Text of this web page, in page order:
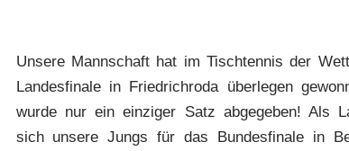
Unsere Mannschaft hat im Tischtennis der
Landesfinale in Friedrichroda überlegen
wurde nur ein einziger Satz abgegeben! Als
sich unsere Jungs für das Bundesfinale in